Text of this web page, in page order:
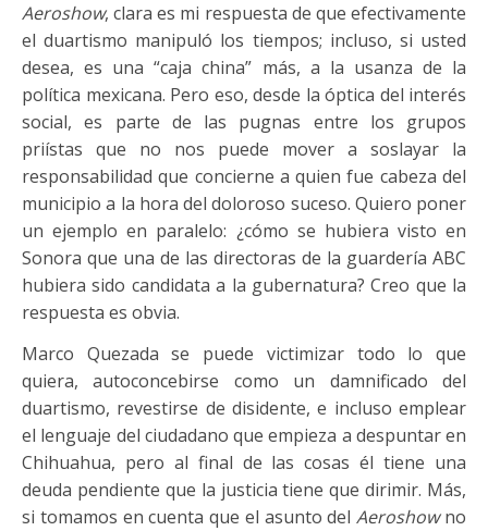
Aeroshow, clara es mi respuesta de que efectivamente
el duartismo manipuló los tiempos; incluso, si usted
desea, es una “caja china” más, a la usanza de la
política mexicana. Pero eso, desde la óptica del interés
social, es parte de las pugnas entre los grupos
priístas que no nos puede mover a soslayar la
responsabilidad que concierne a quien fue cabeza del
municipio a la hora del doloroso suceso. Quiero poner
un ejemplo en paralelo: ¿cómo se hubiera visto en
Sonora que una de las directoras de la guardería ABC
hubiera sido candidata a la gubernatura? Creo que la
respuesta es obvia.
Marco Quezada se puede victimizar todo lo que
quiera, autoconcebirse como un damnificado del
duartismo, revestirse de disidente, e incluso emplear
el lenguaje del ciudadano que empieza a despuntar en
Chihuahua, pero al final de las cosas él tiene una
deuda pendiente que la justicia tiene que dirimir. Más,
si tomamos en cuenta que el asunto delAeroshowno